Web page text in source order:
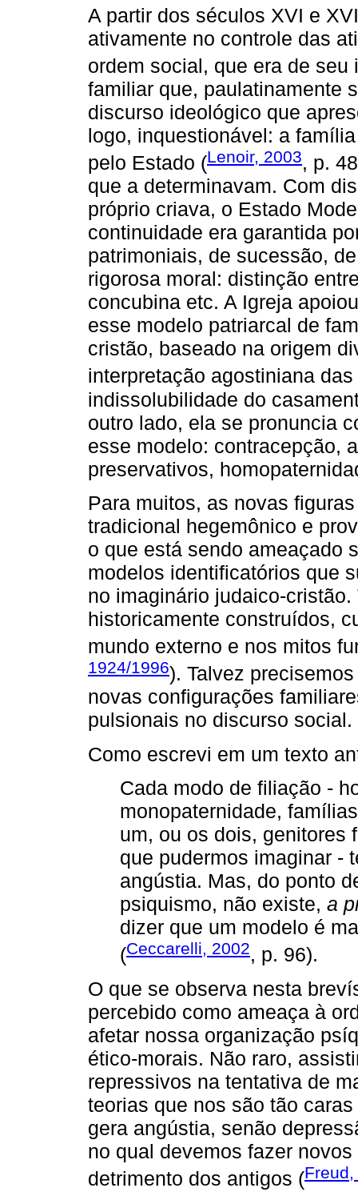
A partir dos séculos XVI e
ativamente no controle das
ordem social, que era de seu
familiar que, paulatinamente
discurso ideológico que
logo, inquestionável: a
pelo Estado (Lenoir, 2003, p.
que a determinavam. Com
próprio criava, o Estado
continuidade era garantida
patrimoniais, de sucessão,
rigorosa moral: distinção
concubina etc. A Igreja
esse modelo patriarcal de
cristão, baseado na origem
interpretação agostiniana
indissolubilidade do
outro lado, ela se pronuncia
esse modelo: contracepção,
preservativos,
Para muitos, as novas
tradicional hegemônico e
o que está sendo ameaçado
modelos identificatórios que
no imaginário judaico-
historicamente construídos,
mundo externo e nos mitos
1924/1996). Talvez
novas configurações
pulsionais no discurso social.
Como escrevi em um texto
Cada modo de filiação -
monopaternidade,
um, ou os dois, genitores
que pudermos imaginar -
angústia. Mas, do ponto
psiquismo, não existe, a
dizer que um modelo é
(Ceccarelli, 2002, p. 96).
O que se observa nesta
percebido como ameaça à
afetar nossa organização
ético-morais. Não raro,
repressivos na tentativa de
teorias que nos são tão
gera angústia, senão
no qual devemos fazer
detrimento dos antigos (